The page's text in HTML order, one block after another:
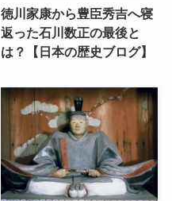
徳川家康から豊臣秀吉へ寝
返った石川数正の最後と
は？【日本の歴史ブログ】